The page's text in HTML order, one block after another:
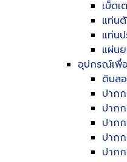
เบ็ดเ
แท่น
แท่น
แผ่น
อุปกรณ์เพื่
ดินส
ปาก
ปาก
ปาก
ปาก
ปาก